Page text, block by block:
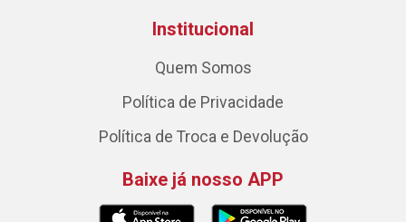
Institucional
Quem Somos
Política de Privacidade
Política de Troca e Devolução
Baixe já nosso APP